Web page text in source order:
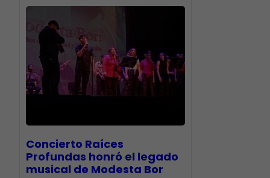
​Concierto Raíces
Profundas honró el legado
musical de Modesta Bor